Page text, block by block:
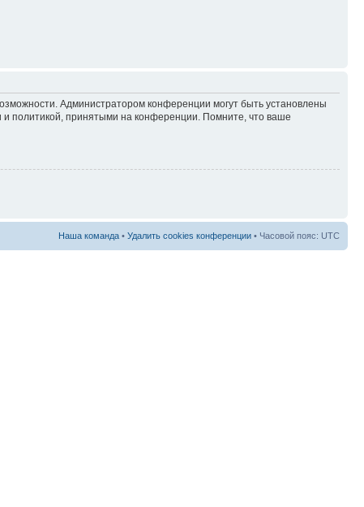
Администратором конференции могут быть установлены
и политикой, принятыми на конференции. Помните, что ваше
Наша команда • Удалить cookies конференции • Часовой пояс: UTC